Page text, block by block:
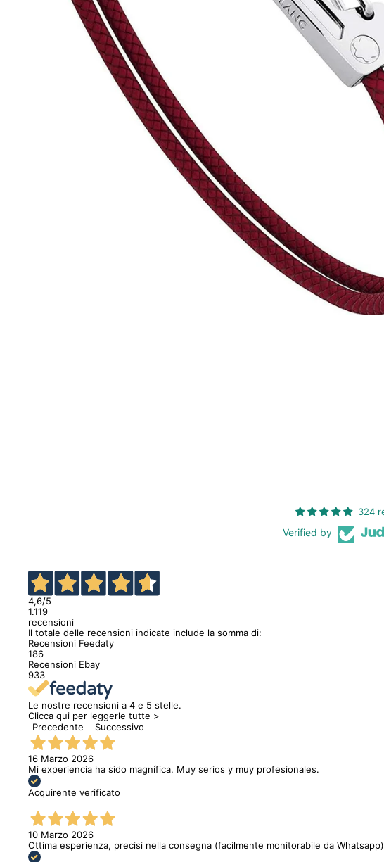
324
Verified by
4,6/5
1.119
recensioni
Il totale delle recensioni indicate include la somma di:
Recensioni Feedaty
186
Recensioni Ebay
933
Le nostre recensioni a 4 e 5 stelle.
Clicca qui per leggerle tutte >
Precedente
Successivo
16 Marzo 2026
Mi experiencia ha sido magnífica. Muy serios y muy profesionales.
Acquirente verificato
10 Marzo 2026
Ottima esperienza, precisi nella consegna (facilmente monitorabile da